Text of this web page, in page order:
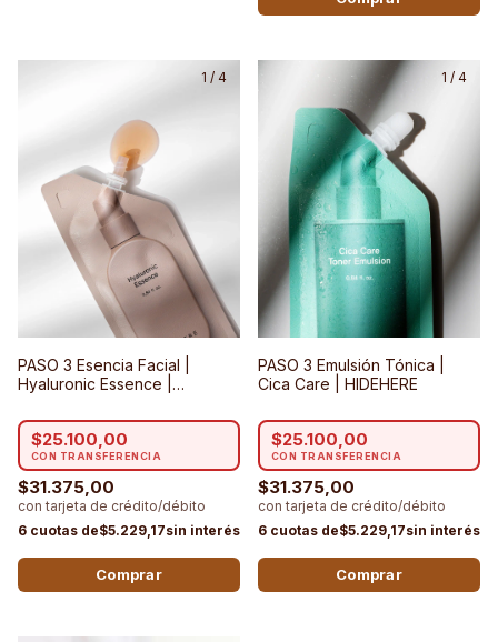
1 / 4
PASO 3 Esencia Facial |
Hyaluronic Essence |
$31.375,00
$5.229,17
$25.100,00
1 / 4
PASO 3 Emulsión Tónica |
Cica Care | HIDEHERE
$31.375,00
$5.229,17
$25.100,00